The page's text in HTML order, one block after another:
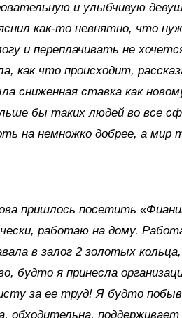
и улыбчивую
как-то невнятно, что
и переплачивать не
как что происходит,
сниженная ставка как
бы таких людей во все
на немножко добрее, а мир
пришлось посетить
работаю на дому.
в залог 2 золотых
будто я принесла
за ее труд! Я будто
поддерживает